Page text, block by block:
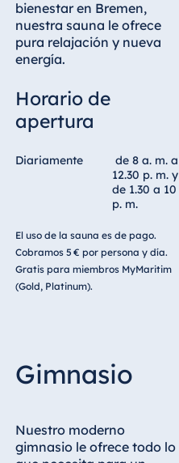
Malta
Antonine Hotel &
Spa Malta
Mauricio
Resort & Spa
bienestar en Bremen,
nuestra sauna le ofrece
pura relajación y nueva
energía.
Horario de
apertura
Diariamente
de 8 a. m. a
12.30 p. m. y
de 1.30 a 10
p. m.
El uso de la sauna es de pago.
Cobramos 5 € por persona y día.
Gratis para miembros MyMaritim
(Gold, Platinum).
Gimnasio
Nuestro moderno
gimnasio le ofrece todo lo